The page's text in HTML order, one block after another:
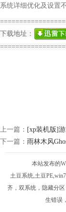
系统详细优化及设置
下载地址：
上一篇： [xp装机版]
下一篇： 雨林木风
本站发布的
土豆系统,土豆
齐，双系统，隐藏分
生错误